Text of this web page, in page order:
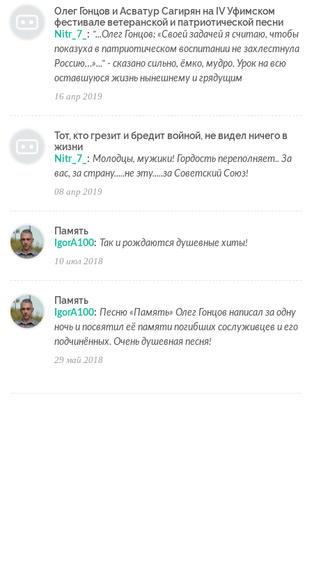
Олег Гонцов и Асватур Сагирян на IV Уфимском
фестивале ветеранской и патриотической песни
Nitr_7_ : "...Олег Гонцов: «Своей задачей я считаю, чтобы
показуха в патриотическом воспитании не захлестнула
Россию…»..." - сказано сильно, ёмко, мудро. Урок на всю
оставшуюся жизнь нынешнему и грядущим
16 апр 2019
Тот, кто грезит и бредит войной, не видел ничего в
жизни
Nitr_7_ : Молодцы, мужики! Гордость переполняет.. За
вас, за страну.....не эту.....за Советский Союз!
08 апр 2019
Память
IgorA100: Так и рождаются душевные хиты!
10 июл 2018
Память
IgorA100: Песню «Память» Олег Гонцов написал за одну
ночь и посвятил её памяти погибших сослуживцев и его
подчинённых. Очень душевная песня!
29 май 2018